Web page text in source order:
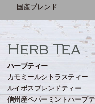
国産ブレンド
Herb Tea
ハーブティー
カモミールシトラスティー
ルイボスブレンドティー
信州産ペパーミントハーブテ